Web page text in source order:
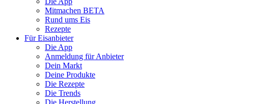
Mitmachen BETA
Rund ums Eis
Rezepte
Für Eisanbieter
Die App
Anmeldung für Anbieter
Dein Markt
Deine Produkte
Die Rezepte
Die Trends
Die Herstellung